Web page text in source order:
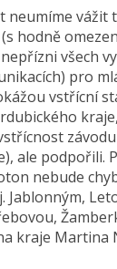
neumíme vážit
hodně
všech
pro
vstřícní
ale podpořili.
nebude
Jablonným,
kraje Martina